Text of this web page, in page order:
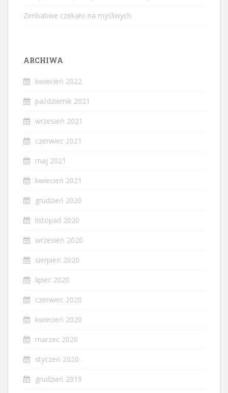
Zimbabwe czekało na myśliwych
ARCHIWA
kwiecień 2022
październik 2021
wrzesień 2021
czerwiec 2021
maj 2021
kwiecień 2021
grudzień 2020
listopad 2020
wrzesień 2020
sierpień 2020
lipiec 2020
czerwiec 2020
kwiecień 2020
marzec 2020
styczeń 2020
grudzień 2019